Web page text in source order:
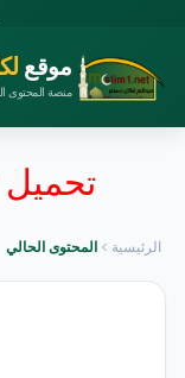
موقع
منصة المحتوى
الرئيسية المحتوى الحالي